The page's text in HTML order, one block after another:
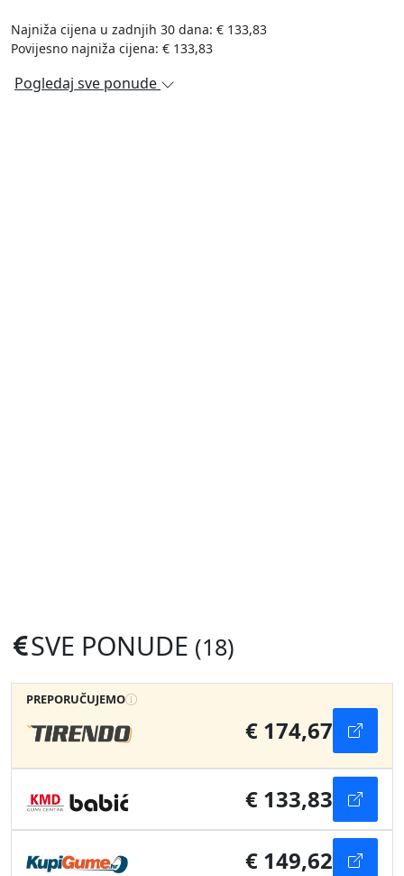
Najniža cijena u zadnjih 30 dana: € 133,83
Povijesno najniža cijena: € 133,83
Pogledaj sve ponude
SVE PONUDE (18)
PREPORUČUJEMO
€ 174,67
€ 133,83
€ 149,62